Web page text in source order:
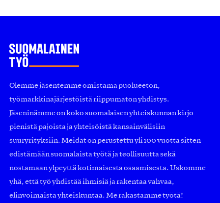
Olemme jäsentemme omistama puolueeton,
työmarkkinajärjestöistä riippumaton yhdistys.
Jäseninämme on koko suomalaisen yhteiskunnan kirjo
pienistä pajoista ja yhteisöistä kansainvälisiin
suuryrityksiin. Meidät on perustettu yli 100 vuotta sitten
edistämään suomalaista työtä ja teollisuutta sekä
nostamaan ylpeyttä kotimaisesta osaamisesta. Uskomme
yhä, että työ yhdistää ihmisiä ja rakentaa vahvaa,
elinvoimaista yhteiskuntaa. Me rakastamme työtä!